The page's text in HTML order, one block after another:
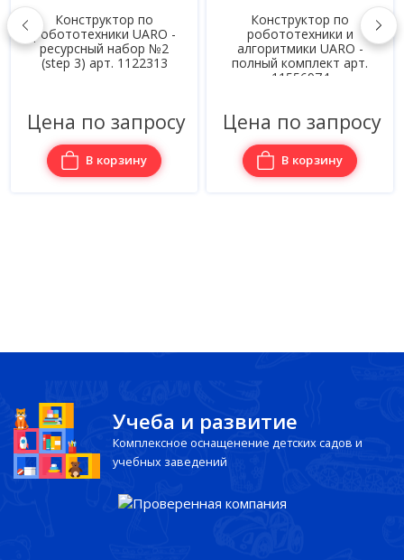
Конструктор по
робототехники UARO -
ресурсный набор №2
(step 3) арт. 1122313
Цена по запросу
В корзину
Конструктор по
робототехники и
алгоритмики UARO -
полный комплект арт.
11556974
Цена по запросу
В корзину
Учеба и развитие
Комплексное оснащенение детских садов и
учебных заведений